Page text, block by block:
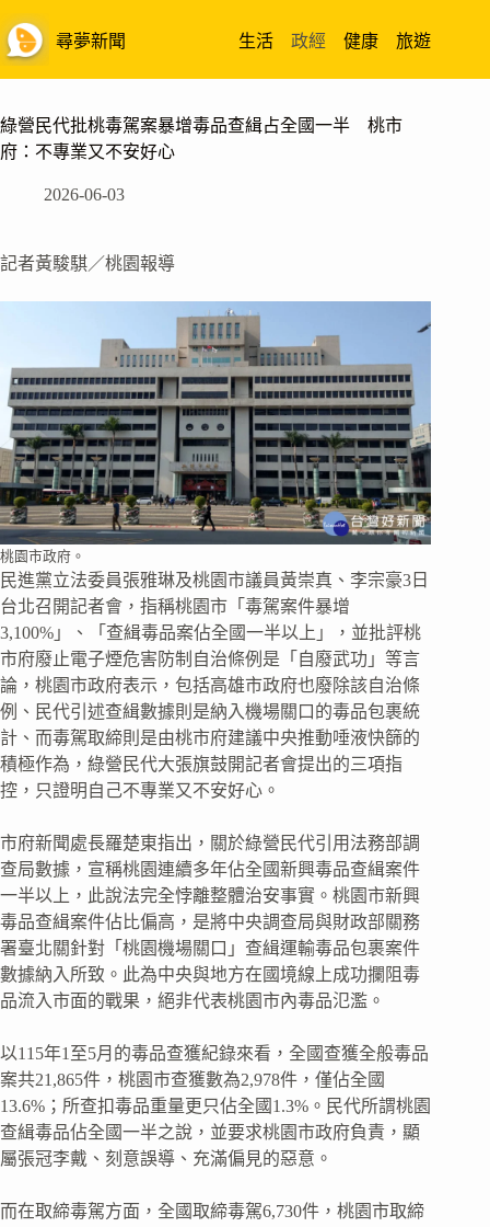
至
主
內
容
尋夢新聞 生活 政經 健康 旅遊
綠營民代批桃毒駕案暴增毒品查緝占全國一半 桃市
府：不專業又不安好心
2026-06-03
記者黃駿騏／桃園報導
桃園市政府。
民進黨立法委員張雅琳及桃園市議員黃崇真、李宗豪3日
台北召開記者會，指稱桃園市「毒駕案件暴增
3,100%」、「查緝毒品案佔全國一半以上」，並批評桃
市府廢止電子煙危害防制自治條例是「自廢武功」等言
論，桃園市政府表示，包括高雄市政府也廢除該自治條
例、民代引述查緝數據則是納入機場關口的毒品包裹統
計、而毒駕取締則是由桃市府建議中央推動唾液快篩的
積極作為，綠營民代大張旗鼓開記者會提出的三項指
控，只證明自己不專業又不安好心。
市府新聞處長羅楚東指出，關於綠營民代引用法務部調
查局數據，宣稱桃園連續多年佔全國新興毒品查緝案件
一半以上，此說法完全悖離整體治安事實。桃園市新興
毒品查緝案件佔比偏高，是將中央調查局與財政部關務
署臺北關針對「桃園機場關口」查緝運輸毒品包裹案件
數據納入所致。此為中央與地方在國境線上成功攔阻毒
品流入市面的戰果，絕非代表桃園市內毒品氾濫。
以115年1至5月的毒品查獲紀錄來看，全國查獲全般毒品
案共21,865件，桃園市查獲數為2,978件，僅佔全國
13.6%；所查扣毒品重量更只佔全國1.3%。民代所謂桃園
查緝毒品佔全國一半之說，並要求桃園市政府負責，顯
屬張冠李戴、刻意誤導、充滿偏見的惡意。
而在取締毒駕方面，全國取締毒駕6,730件，桃園市取締